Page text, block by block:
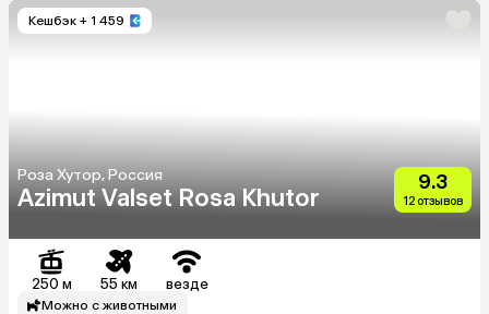
Кешбэк + 1 459
Роза Хутор, Россия
Azimut Valset Rosa Khutor
9.3
12 отзывов
250 м 55 км везде
Можно с животными